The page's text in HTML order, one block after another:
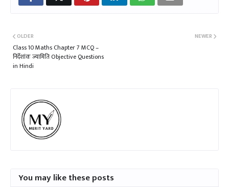
NEWER
OLDER
Class 10 Maths Chapter 7 MCQ –
निर्देशांक ज्यामिति Objective Questions
in Hindi
You may like these posts